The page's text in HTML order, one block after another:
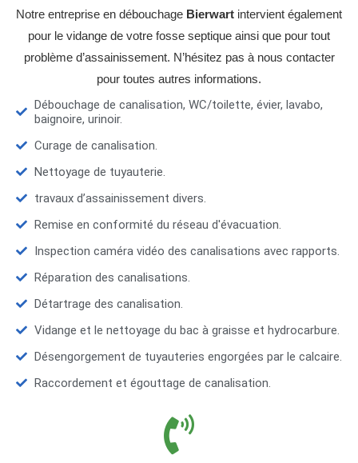
Notre entreprise en débouchage Bierwart intervient également
pour le vidange de votre fosse septique ainsi que pour tout
problème d’assainissement. N’hésitez pas à nous contacter
pour toutes autres informations.
Débouchage de canalisation, WC/toilette, évier, lavabo,
baignoire, urinoir.
Curage de canalisation.
Nettoyage de tuyauterie.
travaux d’assainissement divers.
Remise en conformité du réseau d'évacuation.
Inspection caméra vidéo des canalisations avec rapports.
Réparation des canalisations.
Détartrage des canalisation.
Vidange et le nettoyage du bac à graisse et hydrocarbure.
Désengorgement de tuyauteries engorgées par le calcaire.
Raccordement et égouttage de canalisation.